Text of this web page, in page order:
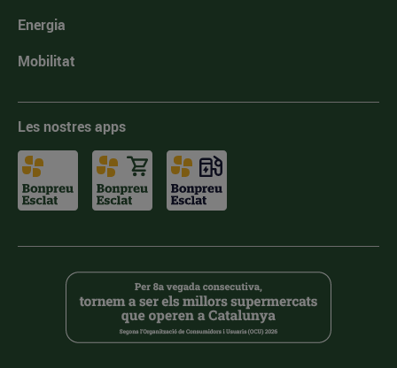
Energia
Mobilitat
Les nostres apps